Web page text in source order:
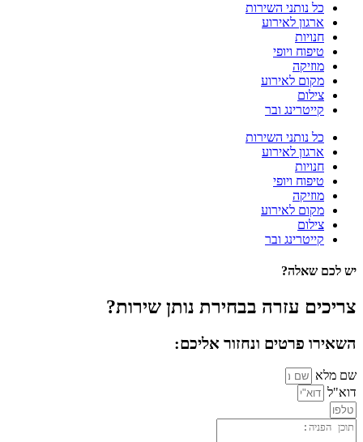
כל נותני השירות
ארגון לאירוע
חנויות
טיפוח ויופי
מוזיקה
מקום לאירוע
צילום
קייטרינג ובר
כל נותני השירות
ארגון לאירוע
חנויות
טיפוח ויופי
מוזיקה
מקום לאירוע
צילום
קייטרינג ובר
יש לכם שאלה?
צריכים עזרה בבחירת נותן שירות?
השאירו פרטים ונחזור אליכם:
שם מלא
דוא"ל